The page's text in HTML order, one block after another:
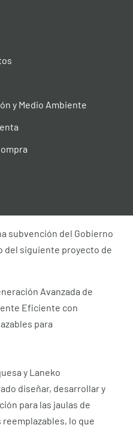
y Medio Ambiente
subvención del Gobierno
del siguiente proyecto de
Avanzada de
Eficiente con
para
y Laneko
diseñar, desarrollar y
para las jaulas de
lo que